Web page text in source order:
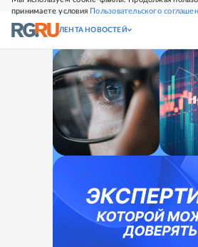
принимаете условия Пользовательского
СВЕЖИЙ НОМЕР
ЛЕНТА НОВОСТЕЙ